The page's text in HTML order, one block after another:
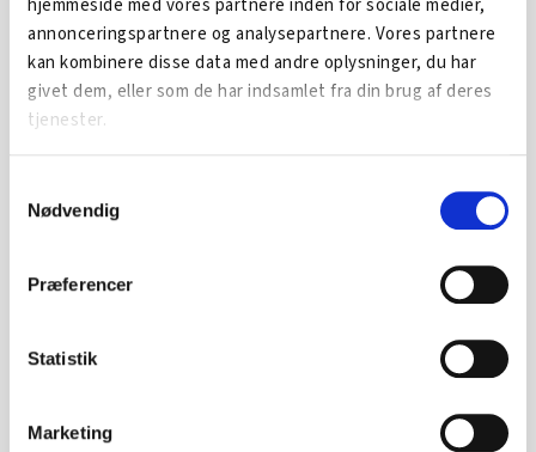
hjemmeside med vores partnere inden for sociale medier,
annonceringspartnere og analysepartnere. Vores partnere
kan kombinere disse data med andre oplysninger, du har
givet dem, eller som de har indsamlet fra din brug af deres
tjenester.
Nødvendig
Præferencer
Statistik
Marketing
Hvis du ønsker hjælp er processen simpel. Tag kontakt
til os - og vi hjælper med at afdække behov og
LÆS MERE